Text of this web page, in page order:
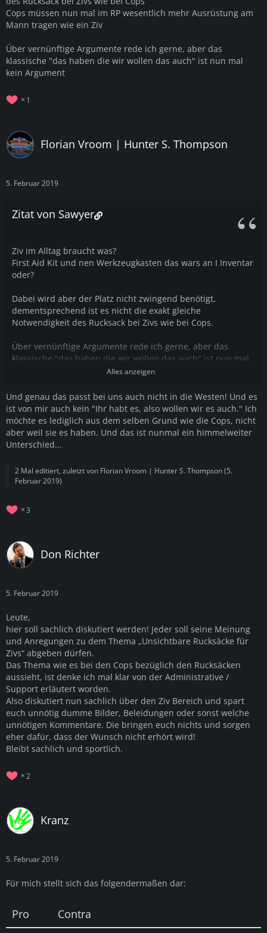
Cops müssen nun mal im RP wesentlich mehr Ausrüstung am
Mann tragen wie ein Ziv
Über vernünftige Argumente rede ich gerne, aber das
klassische "das haben die wir wollen das auch" ist nun mal
kein Argument
1
Florian Vroom | Hunter S. Thompson
5. Februar 2019
Zitat von Sawyer
Ziv im Alltag braucht was?
First Aid Kit und nen Werkzeugkasten das wars an I Inventar
oder?
Dabei wird aber der Platz nicht zwingend benötigt,
dementsprechend ist es nicht die exakt gleiche
Notwendigkeit des Rucksack bei Zivs wie bei Cops.
Über vernünftige Argumente rede ich gerne, aber das
klassische "das haben die wir wollen das auch" ist nun mal
Alles anzeigen
Und genau das passt bei uns auch nicht in die Westen! Und es
ist von mir auch kein "Ihr habt es, also wollen wir es auch." Ich
möchte es lediglich aus dem selben Grund wie die Cops, nicht
aber weil sie es haben. Und das ist nunmal ein himmelweiter
Unterschied...
2 Mal editiert, zuletzt von Florian Vroom | Hunter S. Thompson(5.
Februar 2019)
3
Don Richter
5. Februar 2019
Leute,
hier soll sachlich diskutiert werden! Jeder soll seine Meinung
und Anregungen zu dem Thema „Unsichtbare Rucksäcke für
Zivs“ abgeben dürfen.
Das Thema wie es bei den Cops bezüglich den Rucksäcken
aussieht, ist denke ich mal klar von der Administrative /
Support erläutert worden.
Also diskutiert nun sachlich über den Ziv Bereich und spart
euch unnötig dumme Bilder, Beleidungen oder sonst welche
unnötigen Kommentare. Die bringen euch nichts und sorgen
eher dafür, dass der Wunsch nicht erhört wird!
Bleibt sachlich und sportlich.
2
Kranz
5. Februar 2019
Für mich stellt sich das folgendermaßen dar:
Pro Contra